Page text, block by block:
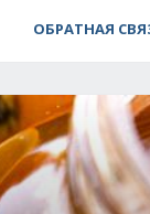
ОБРАТНАЯ